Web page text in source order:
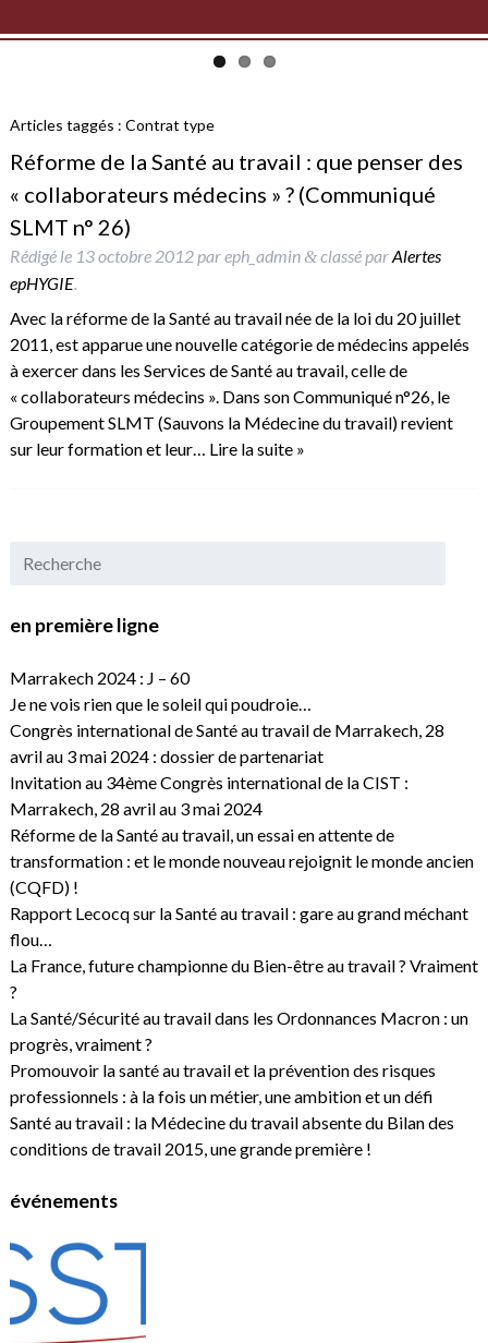
Articles taggés : Contrat type
Réforme de la Santé au travail : que penser des
« collaborateurs médecins » ? (Communiqué
SLMT n° 26)
Rédigé le 13 octobre 2012pareph_admin &classé parAlertes
epHYGIE.
Avec la réforme de la Santé au travail née de la loi du 20 juillet
2011, est apparue une nouvelle catégorie de médecins appelés
à exercer dans les Services de Santé au travail, celle de
« collaborateurs médecins ». Dans son Communiqué n°26, le
Groupement SLMT (Sauvons la Médecine du travail) revient
sur leur formation et leur… Lire la suite »
en première ligne
Marrakech 2024 : J – 60
Je ne vois rien que le soleil qui poudroie…
Congrès international de Santé au travail de Marrakech, 28
avril au 3 mai 2024 : dossier de partenariat
Invitation au 34ème Congrès international de la CIST :
Marrakech, 28 avril au 3 mai 2024
Réforme de la Santé au travail, un essai en attente de
transformation : et le monde nouveau rejoignit le monde ancien
(CQFD) !
Rapport Lecocq sur la Santé au travail : gare au grand méchant
flou…
La France, future championne du Bien-être au travail ? Vraiment
?
La Santé/Sécurité au travail dans les Ordonnances Macron : un
progrès, vraiment ?
Promouvoir la santé au travail et la prévention des risques
professionnels : à la fois un métier, une ambition et un défi
Santé au travail : la Médecine du travail absente du Bilan des
conditions de travail 2015, une grande première !
événements